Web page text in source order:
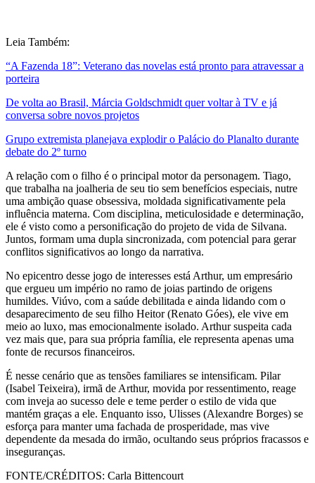
Leia Também:
“A Fazenda 18”: Veterano das novelas está pronto para atravessar a
porteira
De volta ao Brasil, Márcia Goldschmidt quer voltar à TV e já
conversa sobre novos projetos
Grupo extremista planejava explodir o Palácio do Planalto durante
debate do 2º turno
A relação com o filho é o principal motor da personagem. Tiago,
que trabalha na joalheria de seu tio sem benefícios especiais, nutre
uma ambição quase obsessiva, moldada significativamente pela
influência materna. Com disciplina, meticulosidade e determinação,
ele é visto como a personificação do projeto de vida de Silvana.
Juntos, formam uma dupla sincronizada, com potencial para gerar
conflitos significativos ao longo da narrativa.
No epicentro desse jogo de interesses está Arthur, um empresário
que ergueu um império no ramo de joias partindo de origens
humildes. Viúvo, com a saúde debilitada e ainda lidando com o
desaparecimento de seu filho Heitor (Renato Góes), ele vive em
meio ao luxo, mas emocionalmente isolado. Arthur suspeita cada
vez mais que, para sua própria família, ele representa apenas uma
fonte de recursos financeiros.
É nesse cenário que as tensões familiares se intensificam. Pilar
(Isabel Teixeira), irmã de Arthur, movida por ressentimento, reage
com inveja ao sucesso dele e teme perder o estilo de vida que
mantém graças a ele. Enquanto isso, Ulisses (Alexandre Borges) se
esforça para manter uma fachada de prosperidade, mas vive
dependente da mesada do irmão, ocultando seus próprios fracassos e
inseguranças.
FONTE/CRÉDITOS: Carla Bittencourt